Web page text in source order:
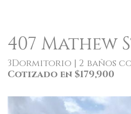
407 Mathew
3Dormitorio | 2 baños
Cotizado en $179,900